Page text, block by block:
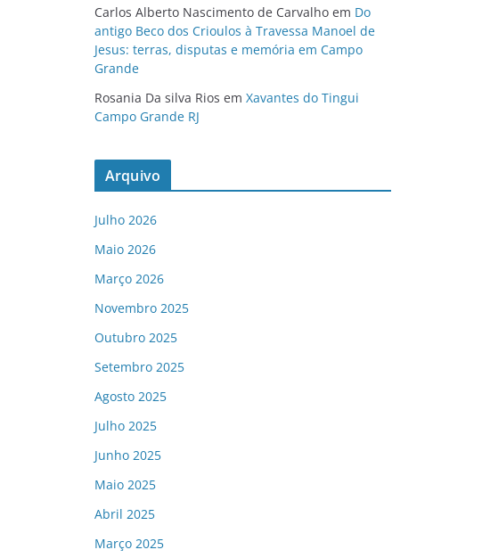
Carlos Alberto Nascimento de Carvalho em Do
antigo Beco dos Crioulos à Travessa Manoel de
Jesus: terras, disputas e memória em Campo
Grande
Rosania Da silva Rios em Xavantes do Tingui
Campo Grande RJ
Arquivo
Julho 2026
Maio 2026
Março 2026
Novembro 2025
Outubro 2025
Setembro 2025
Agosto 2025
Julho 2025
Junho 2025
Maio 2025
Abril 2025
Março 2025